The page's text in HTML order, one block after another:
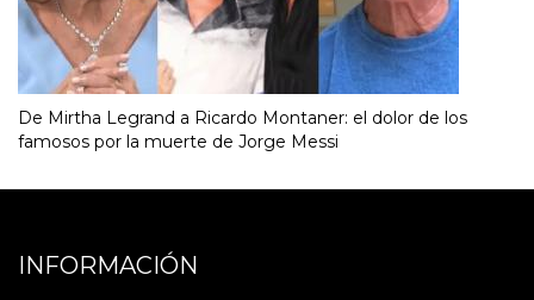
De Mirtha Legrand a Ricardo Montaner: el dolor de los
famosos por la muerte de Jorge Messi
INFORMACIÓN